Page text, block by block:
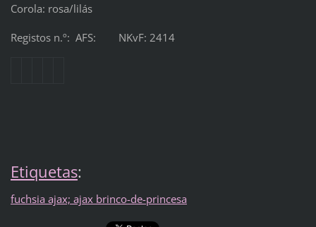
Corola: rosa/lilás
Registos n.º: AFS: NKvF: 2414
Etiquetas:
fuchsia ajax; ajax brinco-de-princesa